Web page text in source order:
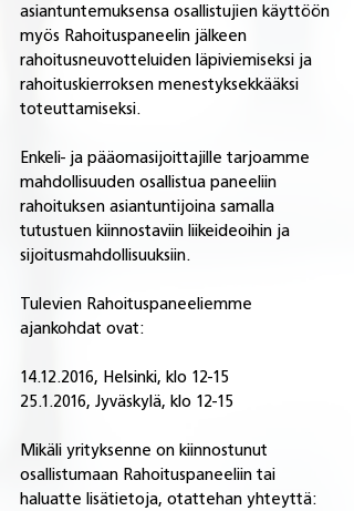
asiantuntemuksensa osallistujien käyttöön
myös Rahoituspaneelin jälkeen
rahoitusneuvotteluiden läpiviemiseksi ja
rahoituskierroksen menestyksekkääksi
toteuttamiseksi.
Enkeli- ja pääomasijoittajille tarjoamme
mahdollisuuden osallistua paneeliin
rahoituksen asiantuntijoina samalla
tutustuen kiinnostaviin liikeideoihin ja
sijoitusmahdollisuuksiin.
Tulevien Rahoituspaneeliemme
ajankohdat ovat:
14.12.2016, Helsinki, klo 12-15
25.1.2016, Jyväskylä, klo 12-15
Mikäli yrityksenne on kiinnostunut
osallistumaan Rahoituspaneeliin tai
haluatte lisätietoja, otattehan yhteyttä: